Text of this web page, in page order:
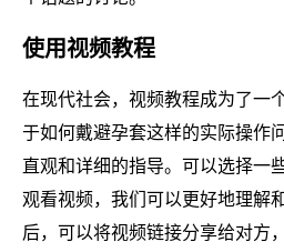
使用视频教程
在现代社会，视频教程成为了一
于如何戴避孕套这样的实际操作
直观和详细的指导。可以选择一
观看视频，我们可以更好地理解
后，可以将视频链接分享给对方